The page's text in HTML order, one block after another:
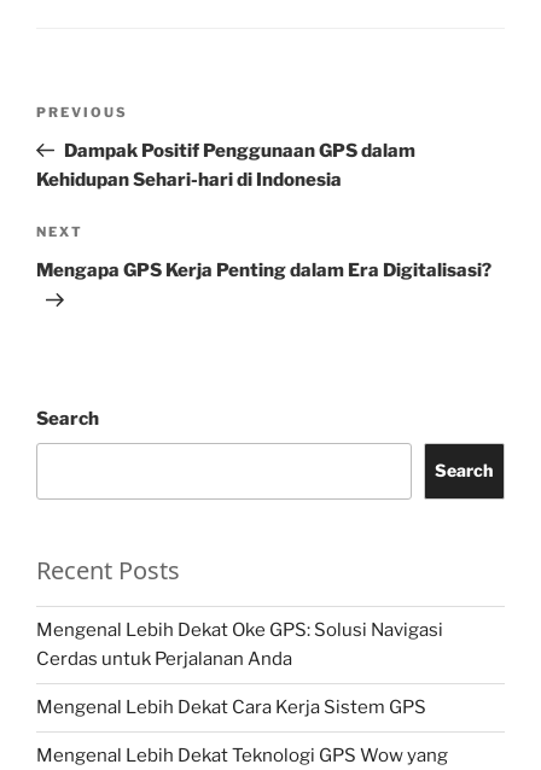
Previous
Post
PREVIOUS
Dampak Positif Penggunaan GPS dalam
Kehidupan Sehari-hari di Indonesia
Next
Post
NEXT
Mengapa GPS Kerja Penting dalam Era Digitalisasi?
Search
Search
Recent Posts
Mengenal Lebih Dekat Oke GPS: Solusi Navigasi
Cerdas untuk Perjalanan Anda
Mengenal Lebih Dekat Cara Kerja Sistem GPS
Mengenal Lebih Dekat Teknologi GPS Wow yang